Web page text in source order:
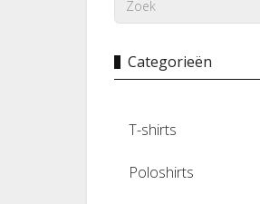
Categorieën
T-shirts
Poloshirts